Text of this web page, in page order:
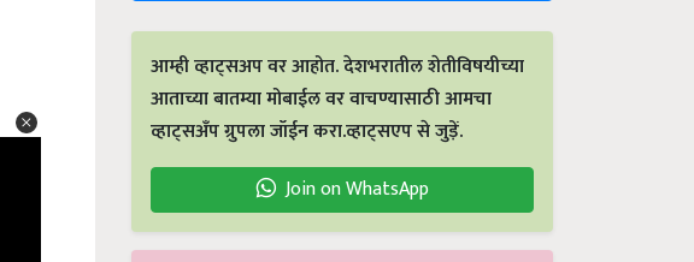
आम्ही व्हाट्सअप वर आहोत. देशभरातील शेतीविषयीच्या
आताच्या बातम्या मोबाईल वर वाचण्यासाठी आमचा
व्हाट्सअँप ग्रुपला जॉईन करा.व्हाट्सएप से जुड़ें.
Join on WhatsApp